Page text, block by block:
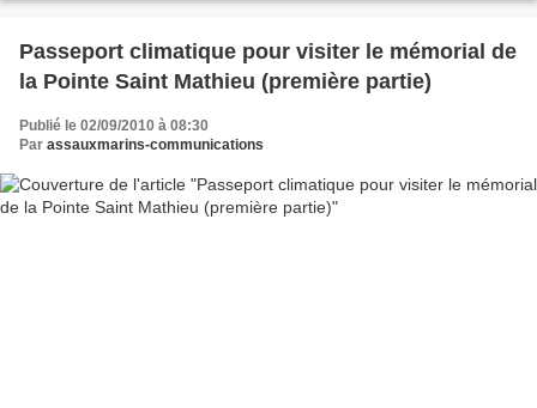
Passeport climatique pour visiter le mémorial de
la Pointe Saint Mathieu (première partie)
Publié le 02/09/2010 à 08:30
Par assauxmarins-communications